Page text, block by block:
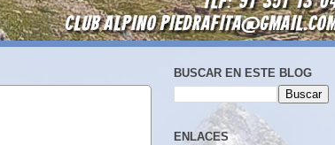
BUSCAR EN ESTE BLOG
ENLACES